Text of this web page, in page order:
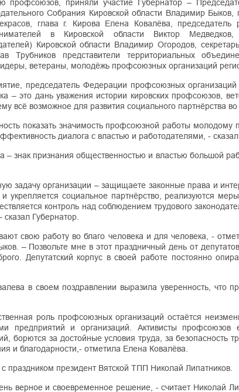
приняли участие Губернатор –
Собрания Кировской области Владимир
глава г. Кирова Елена Ковалёва, председатель
в Кировской области Виктор Медведков,
Кировской области Владимир Огородов,
Трубников представители территориальных
ветераны, молодёжь профсоюзных организаций
председатель Федерации профсоюзных
– это дань уважения истории кировских профсоюзов,
всё возможное для развития социального партнёрства во
показать значимость профсоюзной работы молодому
диалога с властью и работодателями, -
– знак признания общественностью и властью большой
задачу организации – защищаете законные права и
и укрепляется социальное партнёрство, реализуются
контроль над соблюдением трудового
Губернатор.
свою работу во благо человека и для человека, -
– Позвольте мне в этот праздничный день от
Депутатский корпус в своей работе постоянно
в своем поздравлении выразила уверенность, что
роль профсоюзных организаций остаётся
предприятий и организаций. Активисты
борются за достойные условия труда, за безопасность
и благодарности,- отметила Елена Ковалёва.
праздником президент Вятской ТПП Николай Липатников.
верное и своевременное решение, - считает Николай